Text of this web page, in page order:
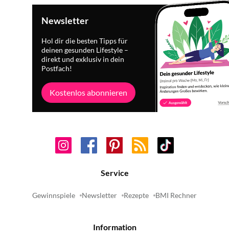
Newsletter
Hol dir die besten Tipps für
deinen gesunden Lifestyle –
direkt und exklusiv in dein
Postfach!
Kostenlos abonnieren
Service
Gewinnspiele Newsletter Rezepte BMI Rechner
Information